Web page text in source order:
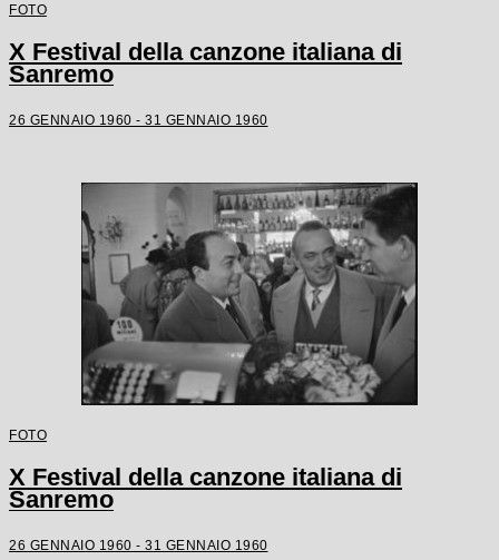
FOTO
X Festival della canzone italiana di
Sanremo
26 GENNAIO 1960 - 31 GENNAIO 1960
FOTO
X Festival della canzone italiana di
Sanremo
26 GENNAIO 1960 - 31 GENNAIO 1960